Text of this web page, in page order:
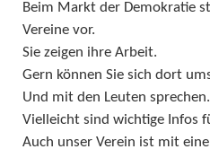
Beim Markt der Demokratie
Vereine vor.
Sie zeigen ihre Arbeit.
Gern können Sie sich dort
Und mit den Leuten sprechen.
Vielleicht sind wichtige Infos
Auch unser Verein ist mit